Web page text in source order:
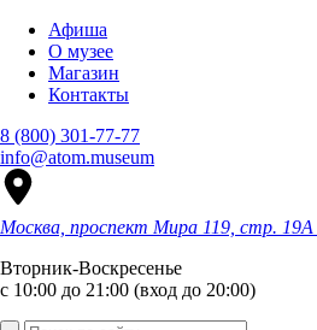
Афиша
О музее
Магазин
Контакты
8 (800) 301-77-77
info@atom.museum
Москва, проспект Мира 119, стр. 19А
Вторник-Воскресенье
с 10:00 до 21:00 (вход до 20:00)